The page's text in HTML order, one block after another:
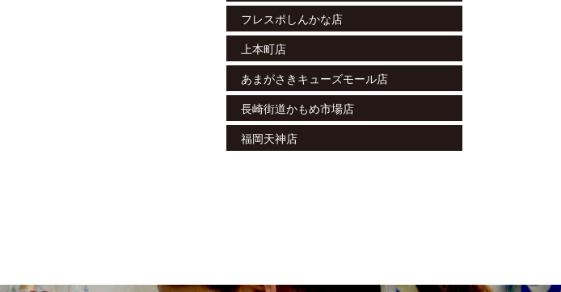
フレスポしんかな店
上本町店
あまがさきキューズモール店
長崎街道かもめ市場店
福岡天神店